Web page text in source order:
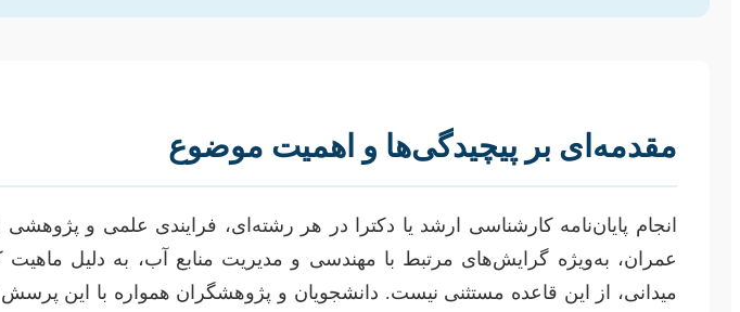
مقدمه‌ای بر پیچیدگی‌ها و اهمیت موضوع
انجام پایان‌نامه کارشناسی ارشد یا دکترا در هر رشته‌ای، فرایندی علمی و
عمران، به‌ویژه گرایش‌های مرتبط با مهندسی و مدیریت منابع آب، به دلیل ماهیت
میدانی، از این قاعده مستثنی نیست. دانشجویان و پژوهشگران همواره با این